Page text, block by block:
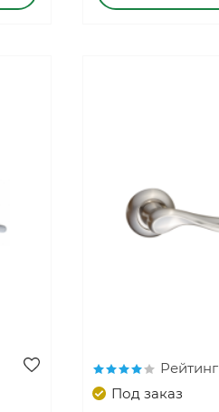
Рейтинг
Под заказ